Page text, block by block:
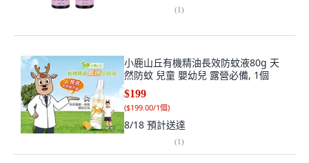
(1)
小鹿山丘有機精油長效防蚊液80g 天
然防蚊 兒童 嬰幼兒 露營必備, 1個
$199
($199.00/1個)
8/18 預計送達
(1)